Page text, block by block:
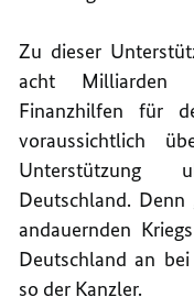
Zu dieser
acht Milliarden
Finanzhilfen für
voraussichtlich
Unterstützung
Deutschland. Denn
andauernden
Deutschland an
so der Kanzler.